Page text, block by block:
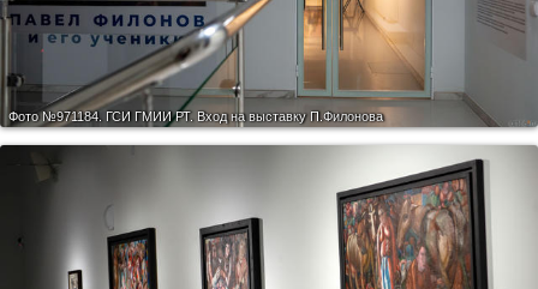
Фото №971184. ГСИ ГМИИ РТ. Вход на выставку П.Филонова